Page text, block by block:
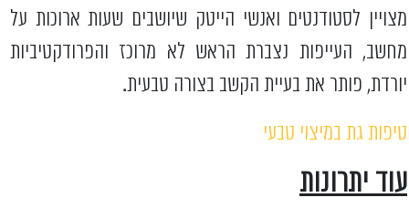
מצויין לסטודנטים ואנשי הייטק שיושבים שעות ארוכות על
מחשב, העייפות נצברת הראש לא מרוכז והפרודקטיביות
יורדת, פותר את בעיית הקשב בצורה טבעית.
טיפות גת במיצוי טבעי
עוד יתרונות